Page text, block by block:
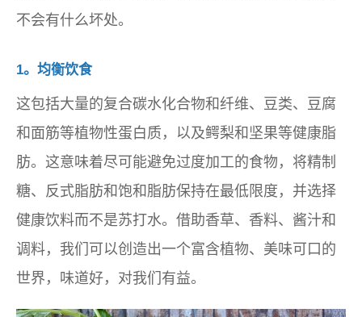
不会有什么坏处。
1。均衡饮食
这包括大量的复合碳水化合物和纤维、豆类、豆腐
和面筋等植物性蛋白质，以及鳄梨和坚果等健康脂
肪。这意味着尽可能避免过度加工的食物，将精制
糖、反式脂肪和饱和脂肪保持在最低限度，并选择
健康饮料而不是苏打水。借助香草、香料、酱汁和
调料，我们可以创造出一个富含植物、美味可口的
世界，味道好，对我们有益。